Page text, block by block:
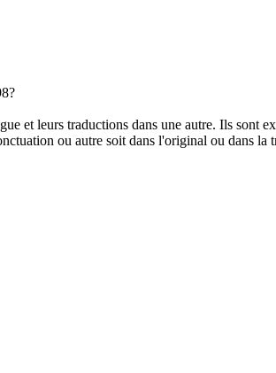
et leurs traductions dans une autre. Ils sont
ou autre soit dans l'original ou dans